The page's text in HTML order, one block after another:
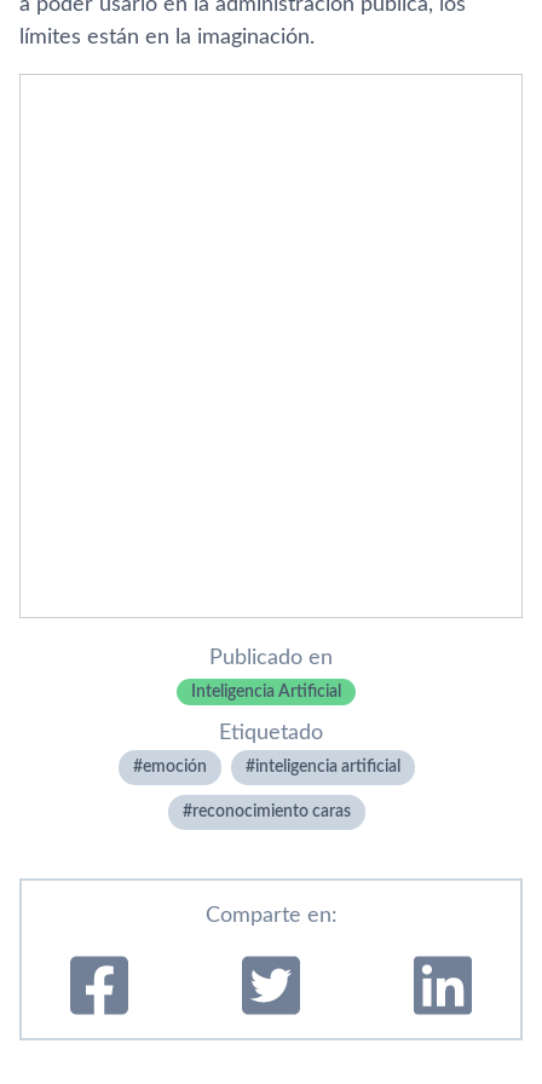
a poder usarlo en la administración pública, los
límites están en la imaginación.
Publicado en
Inteligencia Artificial
Etiquetado
emoción inteligencia artificial
reconocimiento caras
Comparte en: